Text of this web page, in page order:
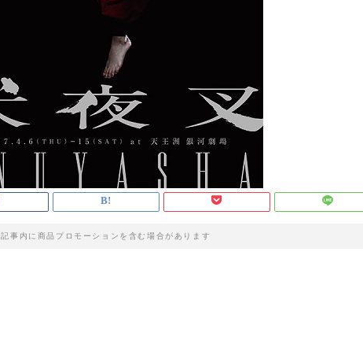
記事内に商品プロモーションを含む場合があります